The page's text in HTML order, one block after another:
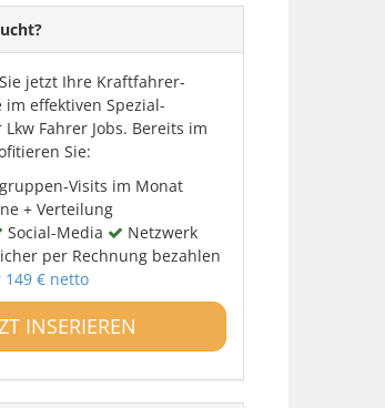
jetzt Ihre Kraftfahrer-
effektiven Spezial-
Fahrer Jobs. Bereits im
Sie:
Visits im Monat
+ Verteilung
Social-Media
Netzwerk
per Rechnung bezahlen
€ netto
INSERIEREN